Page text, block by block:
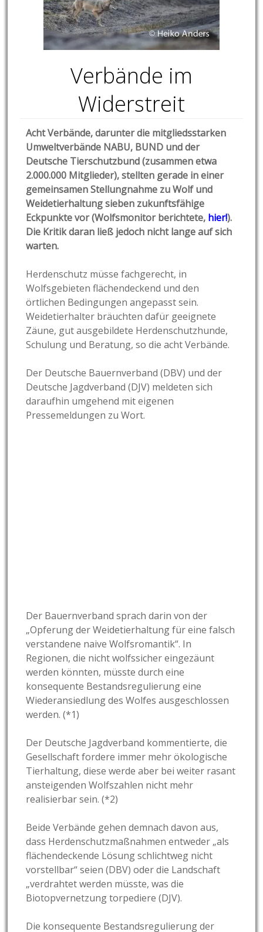
Verbände im
Widerstreit
Acht Verbände, darunter die mitgliedsstarken
Umweltverbände NABU, BUND und der
Deutsche Tierschutzbund (zusammen etwa
2.000.000 Mitglieder), stellten gerade in einer
gemeinsamen Stellungnahme zu Wolf und
Weidetierhaltung sieben zukunftsfähige
Eckpunkte vor (Wolfsmonitor berichtete, hier!).
Die Kritik daran ließ jedoch nicht lange auf sich
warten.
Herdenschutz müsse fachgerecht, in
Wolfsgebieten flächendeckend und den
örtlichen Bedingungen angepasst sein.
Weidetierhalter bräuchten dafür geeignete
Zäune, gut ausgebildete Herdenschutzhunde,
Schulung und Beratung, so die acht Verbände.
Der Deutsche Bauernverband (DBV) und der
Deutsche Jagdverband (DJV) meldeten sich
daraufhin umgehend mit eigenen
Pressemeldungen zu Wort.
Der Bauernverband sprach darin von der
„Opferung der Weidetierhaltung für eine falsch
verstandene naive Wolfsromantik“. In
Regionen, die nicht wolfssicher eingezäunt
werden könnten, müsste durch eine
konsequente Bestandsregulierung eine
Wiederansiedlung des Wolfes ausgeschlossen
werden. (*1)
Der Deutsche Jagdverband kommentierte, die
Gesellschaft fordere immer mehr ökologische
Tierhaltung, diese werde aber bei weiter rasant
ansteigenden Wolfszahlen nicht mehr
realisierbar sein. (*2)
Beide Verbände gehen demnach davon aus,
dass Herdenschutzmaßnahmen entweder „als
flächendeckende Lösung schlichtweg nicht
vorstellbar“ seien (DBV) oder die Landschaft
„verdrahtet werden müsste, was die
Biotopvernetzung torpediere (DJV).
Die konsequente Bestandsregulierung der